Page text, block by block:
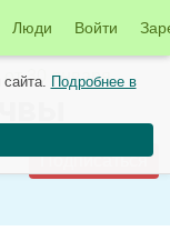
Люди Войти
30 января
Подписаться
Подробнее в